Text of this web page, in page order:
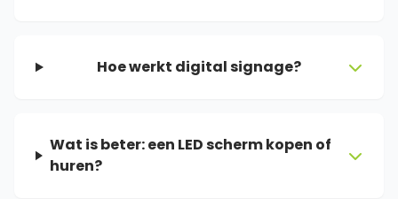
Hoe werkt digital signage?
Wat is beter: een LED scherm kopen of
huren?